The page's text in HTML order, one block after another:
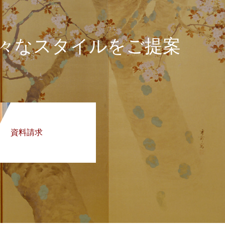
なスタイルをご提案
資料請求